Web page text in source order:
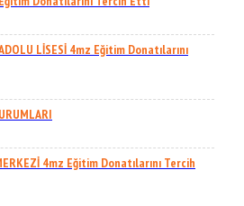
LİSESİ 4mz Eğitim Donatılarını
4mz Eğitim Donatılarını Tercih